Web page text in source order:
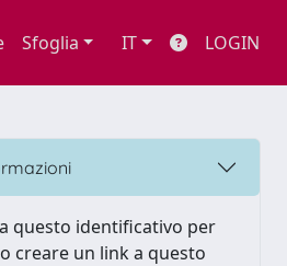
Sfoglia IT LOGIN
questo identificativo per
creare un link a questo